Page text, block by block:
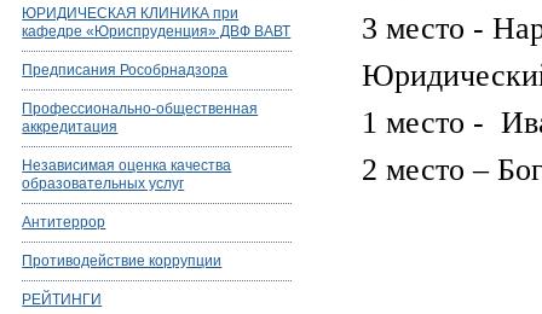
ЮРИДИЧЕСКАЯ КЛИНИКА при
кафедре «Юриспруденция» ДВФ ВАВТ
Предписания Рособрнадзора
Профессионально-общественная
аккредитация
Независимая оценка качества
образовательных услуг
Антитеррор
Противодействие коррупции
РЕЙТИНГИ
3 место -
1 место -
2 место –